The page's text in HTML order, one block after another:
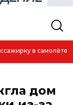
выиграла
дом